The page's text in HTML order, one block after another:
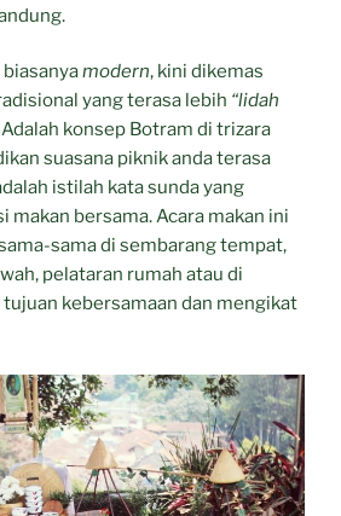
modern, kini dikemas
yang terasa lebih “lidah
konsep Botram di trizara
suasana piknik anda terasa
istilah kata sunda yang
makan bersama. Acara makan ini
sama di sembarang tempat,
pelataran rumah atau di
kebersamaan dan mengikat